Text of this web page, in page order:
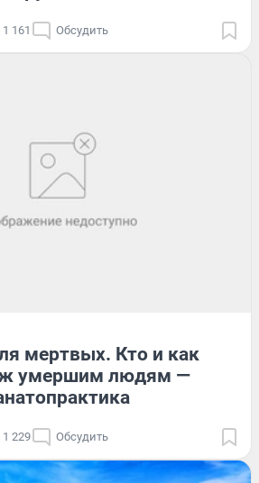
1 161 Обсудить
мертвых. Кто и как
умершим людям —
1 229 Обсудить